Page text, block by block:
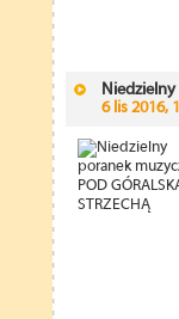
Niedzielny
6 lis 2016,